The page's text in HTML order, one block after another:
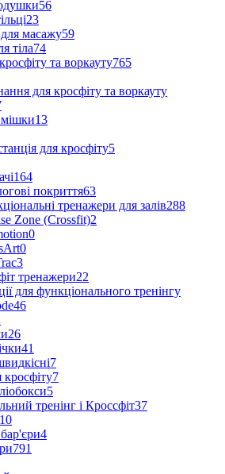
56
23
масажу59
тіла74
та воркауту765
для кросфіту та воркауту
мішки13
для кросфіту5
164
покриття63
тренажери для залів288
Zone (Crossfit)2
0
0
3
тренажери22
для функціонального тренінгу
46
26
41
7
кросфіту7
5
тренінг і Кроссфіт37
10
4
791